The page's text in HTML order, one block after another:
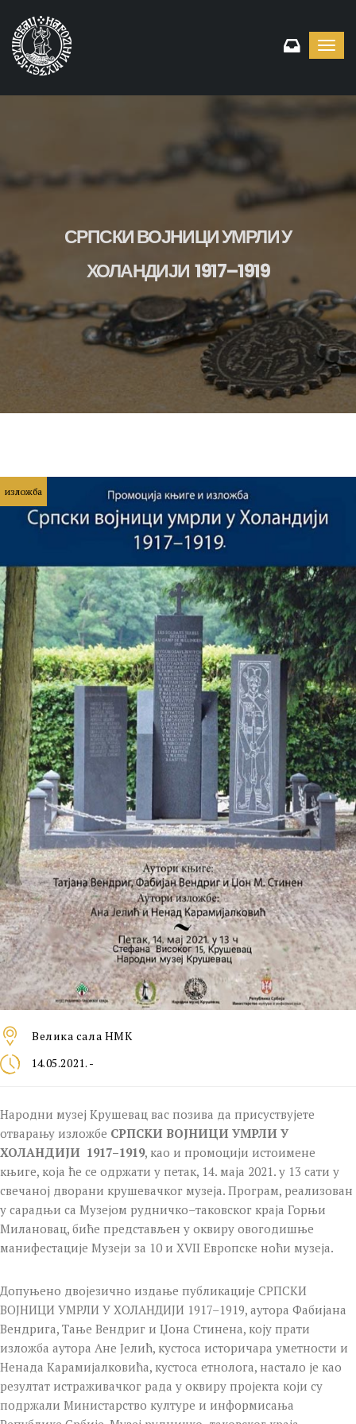
СРПСКИ ВОЈНИЦИ УМРЛИ У
ХОЛАНДИЈИ 1917–1919
изложба
Велика сала НМК
14.05.2021. -
Народни музеј Крушевац вас позива да присуствујете
отварању изложбе СРПСКИ ВОЈНИЦИ УМРЛИ У
ХОЛАНДИЈИ 1917–1919, као и промоцији истоимене
књиге, која ће се одржати у петак, 14. маја 2021. у 13 сати у
свечаној дворани крушевачког музеја. Програм, реализован
у сарадњи са Музејом рудничко–таковског краја Горњи
Милановац, биће представљен у оквиру овогодишње
манифестације Музеји за 10 и XVII Европске ноћи музеја.
Допуњено двојезично издање публикације СРПСКИ
ВОЈНИЦИ УМРЛИ У ХОЛАНДИЈИ 1917–1919, аутора Фабијана
Вендрига, Тање Вендриг и Џона Стинена, коју прати
изложба аутора Ане Јелић, кустоса историчара уметности и
Ненада Карамијалковића, кустоса етнолога, настало је као
резултат истраживачког рада у оквиру пројекта који су
подржали Министарство културе и информисања